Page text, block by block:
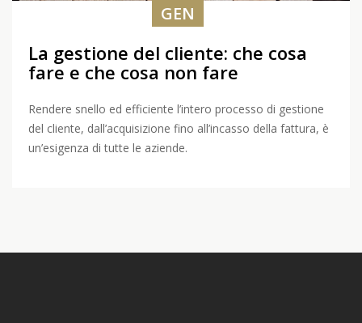
GEN
La gestione del cliente: che cosa
fare e che cosa non fare
Rendere snello ed efficiente l’intero processo di gestione
del cliente, dall’acquisizione fino all’incasso della fattura, è
un’esigenza di tutte le aziende.